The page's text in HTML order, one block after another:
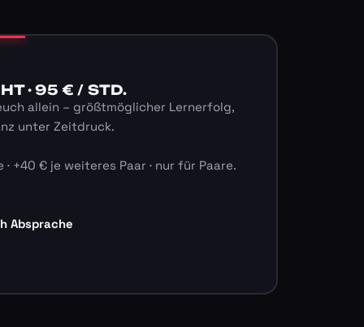
· 95 € / STD.
allein – größtmöglicher Lernerfolg,
unter Zeitdruck.
+40 € je weiteres Paar · nur für Paare.
Absprache